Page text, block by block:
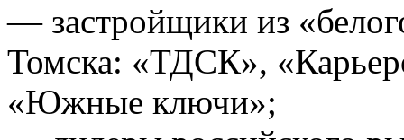
— застройщики из
Томска: «ТДСК»,
«Южные ключи»;